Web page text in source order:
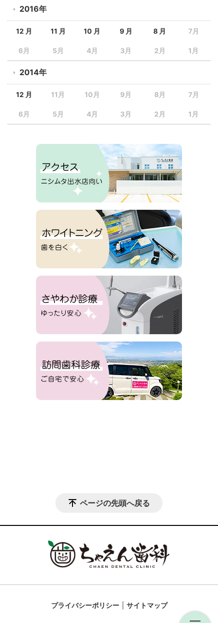
2016年
12 月 11 月 10 月 9 月 8 月 7月
6月 5月 4月 3月 2月 1月
2014年
12 月 11月 10月 9月 8月 7月
6月 5月 4月 3月 2月 1月
ページの先頭へ戻る
プライバシーポリシー サイトマップ